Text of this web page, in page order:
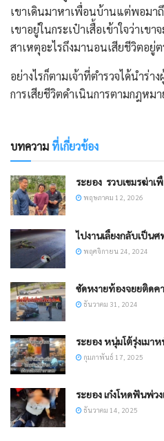
เขาเดินมาหาเพื่อนบ้านแต่พอมา
เขาอยู่ในกระเป๋าเสื้อเข้าใจว่าเข
สาเหตุอะไรถึงมานอนเสียชีวิตอยู่
อย่างไรก็ตามเจ้าที่ตำรวจได้นำร่
การเสียชีวิตดำเนินการตามกฎหม
บทความที่เกี่ยวข้อง
ระยอง ​ รวบเขมรฆ่า
พฤษภาคม 12, 2026
ไปงานเลี้ยงกลับเป็นศ
พฤศจิกายน 24, 2024
ซัดหงายท้องจยยติดค
ธันวาคม 31, 2024
ระยอง หนุ่มโต้รุ่งเมา
กุมภาพันธ์ 17, 2025
ระยอง เก๋งโหดฟันพ่ว
ธันวาคม 14, 2025